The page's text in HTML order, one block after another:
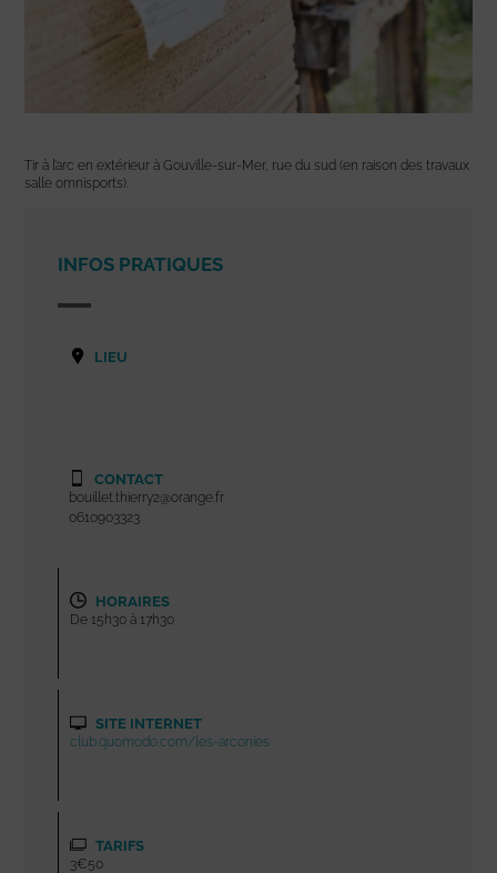
Tir à l’arc en extérieur à Gouville-sur-Mer, rue du sud (en raison des travaux
salle omnisports).
INFOS PRATIQUES
LIEU
CONTACT
bouillet.thierry2@orange.fr
0610903323
HORAIRES
De 15h30 à 17h30
SITE INTERNET
club.quomodo.com/les-arconies
TARIFS
3€50